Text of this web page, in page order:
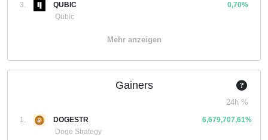
3.
QUBIC
Qubic
0,70%
Mehr anzeigen
Gainers
24h %
1.
DOGESTR
Doge Strategy
6,679,707,61%